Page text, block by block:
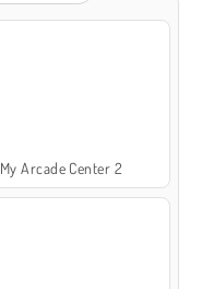
My Arcade Center 2